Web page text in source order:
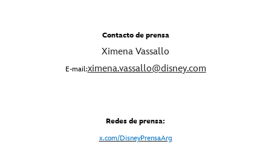
Contacto de prensa
Ximena Vassallo
E-mail:ximena.vassallo@disney.com
Redes de prensa:
x.com/DisneyPrensaArg